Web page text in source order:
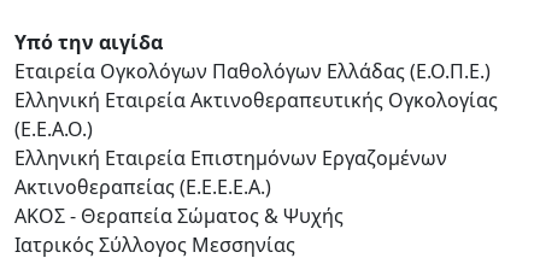
Υπό την αιγίδα
Εταιρεία Ογκολόγων Παθολόγων Ελλάδας (Ε.Ο.Π.Ε.)
Ελληνική Εταιρεία Ακτινοθεραπευτικής Ογκολογίας
(Ε.Ε.Α.Ο.)
Ελληνική Εταιρεία Επιστημόνων Εργαζομένων
Ακτινοθεραπείας (Ε.Ε.Ε.Ε.Α.)
ΑΚΟΣ - Θεραπεία Σώματος & Ψυχής
Ιατρικός Σύλλογος Μεσσηνίας